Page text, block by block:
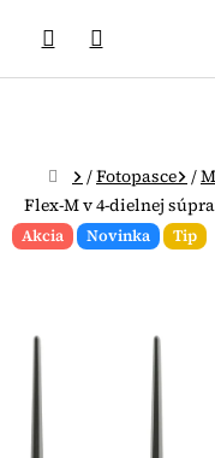
obsah
Domov
/Fotopasce /
Flex-M v 4-dielnej
Akcia Novinka Tip